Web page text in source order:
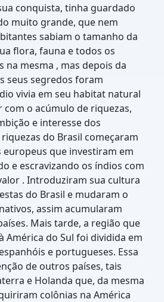
conquista, tinha guardado
muito grande, que nem
sabiam o tamanho da
flora, fauna e todos os
na mesma , mas depois da
seus segredos foram
vivia em seu habitat natural
com o acúmulo de riquezas,
e interesse dos
do Brasil começaram
europeus que investiram em
e escravizando os índios com
. Introduziram sua cultura
do Brasil e mudaram o
assim acumularam
Mais tarde, a região que
América do Sul foi dividida em
e portugueses. Essa
de outros países, tais
e Holanda que, da mesma
colônias na América